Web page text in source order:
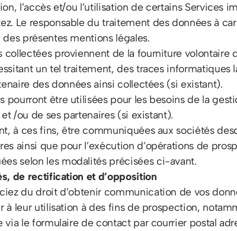
l’accès et/ou l’utilisation de certains Services
Le responsable du traitement des données à
des présentes mentions légales.
collectées proviennent de la fourniture volontaire
un tel traitement, des traces informatiques
des données ainsi collectées (si existant).
pourront être utilisées pour les besoins de la
/ou de ses partenaires (si existant).
à ces fins, être communiquées aux sociétés
ainsi que pour l’exécution d’opérations de
selon les modalités précisées ci-avant.
de rectification et d’opposition
du droit d’obtenir communication de vos
à leur utilisation à des fins de prospection,
via le formulaire de contact par courrier postal